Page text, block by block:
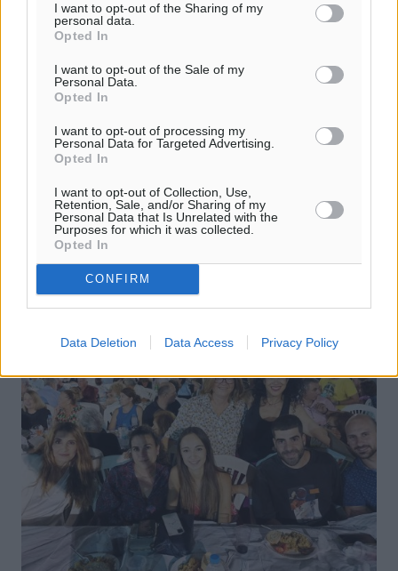
I want to opt-out of the Sharing of my
personal data.
Opted In
I want to opt-out of the Sale of my
Personal Data.
Opted In
I want to opt-out of processing my
Personal Data for Targeted Advertising.
Opted In
I want to opt-out of Collection, Use,
Retention, Sale, and/or Sharing of my
Personal Data that Is Unrelated with the
Purposes for which it was collected.
Opted In
CONFIRM
Data Deletion Data Access Privacy Policy
multilevel marketing
multilevel marketing. Ως έννοια έχει να κάνει με τις
πωλήσεις προϊόντων όπου οι πωλητές απευθύνονται σε
συγκεκριμένα ...
27.08.23, 13:47